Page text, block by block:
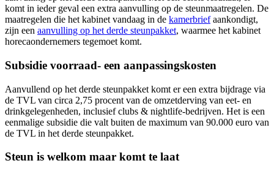
komt in ieder geval een extra aanvulling op de steunmaatregelen. De
maatregelen die het kabinet vandaag in de kamerbriefaankondigt,
zijn een aanvulling op het derde steunpakket, waarmee het kabinet
horecaondernemers tegemoet komt.
Subsidie voorraad- een aanpassingskosten
Aanvullend op het derde steunpakket komt er een extra bijdrage via
de TVL van circa 2,75 procent van de omzetderving van eet- en
drinkgelegenheden, inclusief clubs & nightlife-bedrijven. Het is een
eenmalige subsidie die valt buiten de maximum van 90.000 euro van
de TVL in het derde steunpakket.
Steun is welkom maar komt te laat